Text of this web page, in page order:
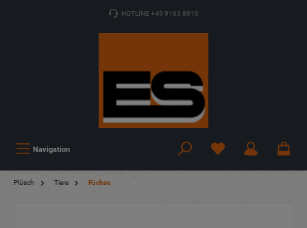
HOTLINE +49 9163 8910
Navigation
Plüsch Tiere Füchse